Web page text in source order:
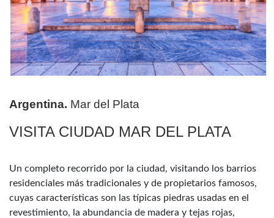
Argentina. Mar del Plata
VISITA CIUDAD MAR DEL PLATA
Un completo recorrido por la ciudad, visitando los barrios
residenciales más tradicionales y de propietarios famosos,
cuyas características son las típicas piedras usadas en el
revestimiento, la abundancia de madera y tejas rojas,